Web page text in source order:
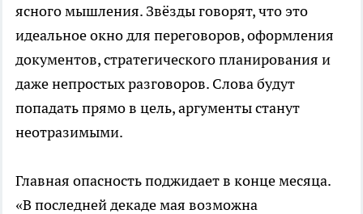
ясного мышления. Звёзды говорят, что это
идеальное окно для переговоров, оформления
документов, стратегического планирования и
даже непростых разговоров. Слова будут
попадать прямо в цель, аргументы станут
неотразимыми.
Главная опасность поджидает в конце месяца.
«В последней декаде мая возможна